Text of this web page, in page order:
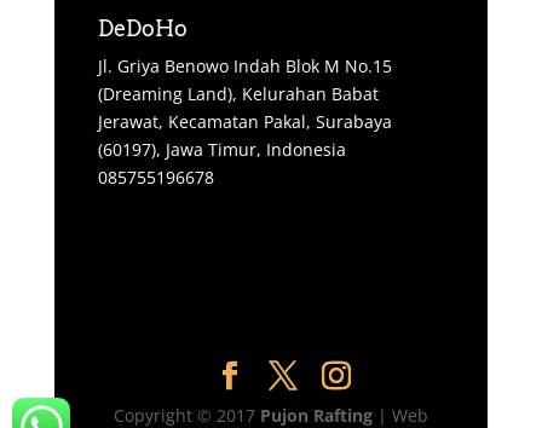
DeDoHo
Jl. Griya Benowo Indah Blok M No.15
(Dreaming Land), Kelurahan Babat
Jerawat, Kecamatan Pakal, Surabaya
(60197), Jawa Timur, Indonesia
085755196678
Copyright © 2017 Pujon Rafting| Web